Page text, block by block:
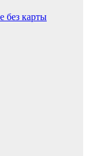
без карты